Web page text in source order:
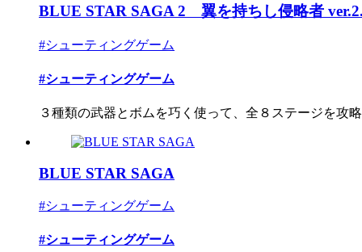
BLUE STAR SAGA 2 翼を持ちし侵略者
#シューティングゲーム
#シューティングゲーム
３種類の武器とボムを巧く使って、全８ステージを攻
BLUE STAR SAGA
#シューティングゲーム
#シューティングゲーム